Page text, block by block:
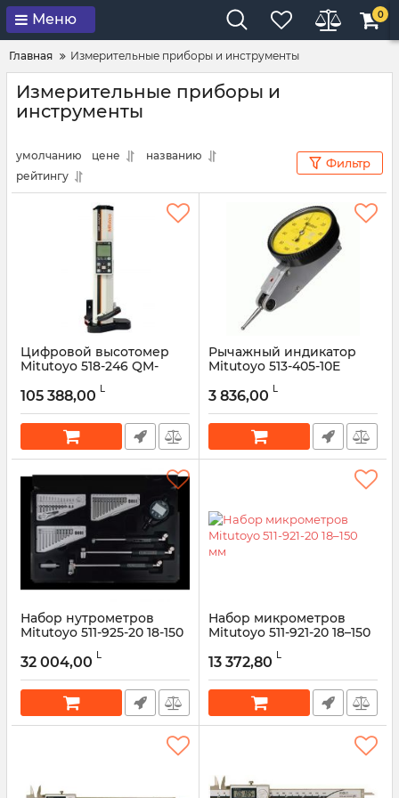
Меню 0
Главная Измерительные приборы и инструменты
Измерительные приборы и
инструменты
умолчанию цене
названию
рейтингу
Фильтр
Цифровой высотомер
Mitutoyo 518-246 QM-
Артикул: 518-246
105 388,00 L
Рычажный индикатор
Mitutoyo 513-405-10E
513-405-10E
3 836,00 L
Набор нутрометров
Mitutoyo 511-925-20 18-150
Артикул: 511-925-20
32 004,00 L
Набор микрометров
Mitutoyo 511-921-20 18–150
Артикул: 511-921-20
13 372,80 L